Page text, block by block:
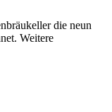
die neun
Weitere